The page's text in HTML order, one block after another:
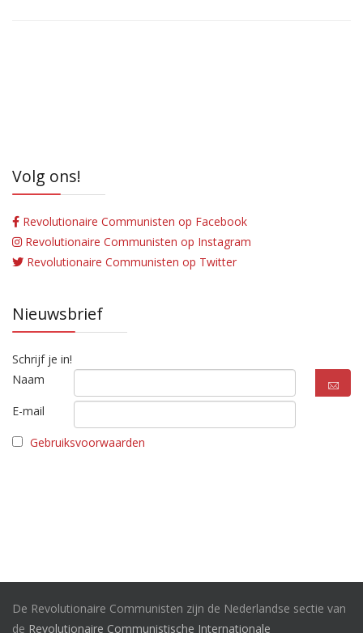
Volg ons!
Revolutionaire Communisten op Facebook
Revolutionaire Communisten op Instagram
Revolutionaire Communisten op Twitter
Nieuwsbrief
Schrijf je in!
Naam
E-mail
Gebruiksvoorwaarden
De Revolutionaire Communisten zijn de Nederlandse sectie van
de Revolutionaire Communistische Internationale